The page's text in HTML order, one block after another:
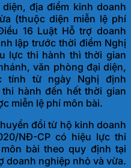
địa điểm kinh doanh
(thuộc diện miễn lệ phí
16 Luật Hỗ trợ doanh
lập trước thời điểm Nghị
lực thi hành thì thời gian
văn phòng đại diện,
tính từ ngày Nghị định
hành đến hết thời gian
miễn lệ phí môn bài.
đổi từ hộ kinh doanh
NĐ-CP có hiệu lực thi
bài theo quy định tại
doanh nghiệp nhỏ và vừa.